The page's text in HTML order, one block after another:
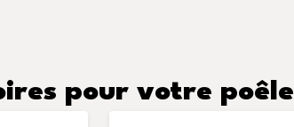
pour votre poêle